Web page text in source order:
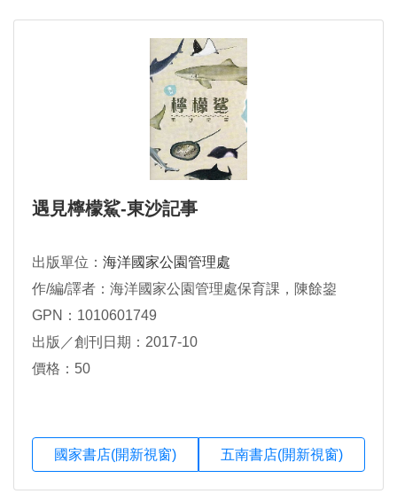
遇見檸檬鯊-東沙記事
出版單位： 海洋國家公園管理處
作/編/譯者：海洋國家公園管理處保育課，陳餘鋆
GPN：1010601749
出版／創刊日期：2017-10
價格：50
國家書店(開新視窗) 五南書店(開新視窗)